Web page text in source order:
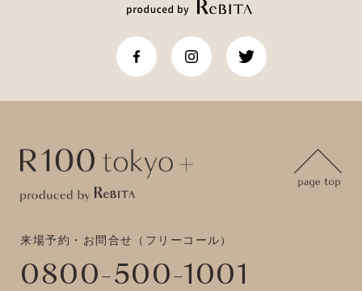
来場予約・お問合せ（フリーコール）
0800-500-1001